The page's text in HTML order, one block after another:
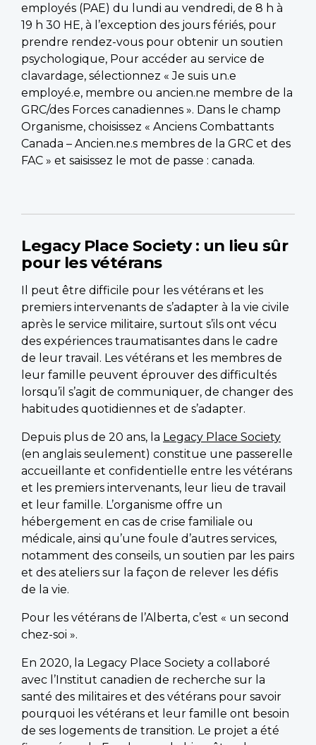
employés (PAE) du lundi au vendredi, de 8 h à
19 h 30 HE, à l’exception des jours fériés, pour
prendre rendez-vous pour obtenir un soutien
psychologique, Pour accéder au service de
clavardage, sélectionnez « Je suis un.e
employé.e, membre ou ancien.ne membre de la
GRC/des Forces canadiennes ». Dans le champ
Organisme, choisissez « Anciens Combattants
Canada – Ancien.ne.s membres de la GRC et des
FAC » et saisissez le mot de passe : canada.
Legacy Place Society : un lieu sûr
pour les vétérans
Il peut être difficile pour les vétérans et les
premiers intervenants de s’adapter à la vie civile
après le service militaire, surtout s’ils ont vécu
des expériences traumatisantes dans le cadre
de leur travail. Les vétérans et les membres de
leur famille peuvent éprouver des difficultés
lorsqu’il s’agit de communiquer, de changer des
habitudes quotidiennes et de s’adapter.
Depuis plus de 20 ans, la Legacy Place Society
(en anglais seulement) constitue une passerelle
accueillante et confidentielle entre les vétérans
et les premiers intervenants, leur lieu de travail
et leur famille. L’organisme offre un
hébergement en cas de crise familiale ou
médicale, ainsi qu’une foule d’autres services,
notamment des conseils, un soutien par les pairs
et des ateliers sur la façon de relever les défis
de la vie.
Pour les vétérans de l’Alberta, c’est « un second
chez-soi ».
En 2020, la Legacy Place Society a collaboré
avec l’Institut canadien de recherche sur la
santé des militaires et des vétérans pour savoir
pourquoi les vétérans et leur famille ont besoin
de ses logements de transition. Le projet a été